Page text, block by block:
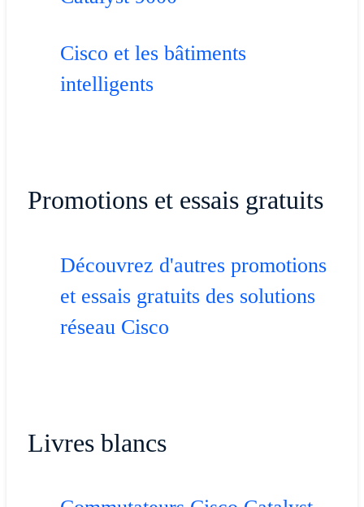
Cisco et les bâtiments
intelligents
Promotions et essais gratuits
Découvrez d'autres promotions
et essais gratuits des solutions
réseau Cisco
Livres blancs